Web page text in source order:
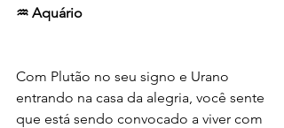
♒ Aquário
Com Plutão no seu signo e Urano
entrando na casa da alegria, você sente
que está sendo convocado a viver com